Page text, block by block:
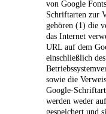
von Google
Schriftarten zur
gehören (1) die
das Internet
URL auf dem
einschließlich
sowie die
Google-
werden weder
gespeichert und